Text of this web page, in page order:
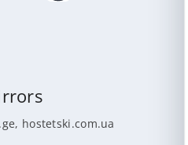
,hostetski.com.ua